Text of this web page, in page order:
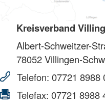
Kreisverband
Albert-Schweitzer-
78052Villingen-
Telefon: 07721 8988
Telefax: 07721 8988